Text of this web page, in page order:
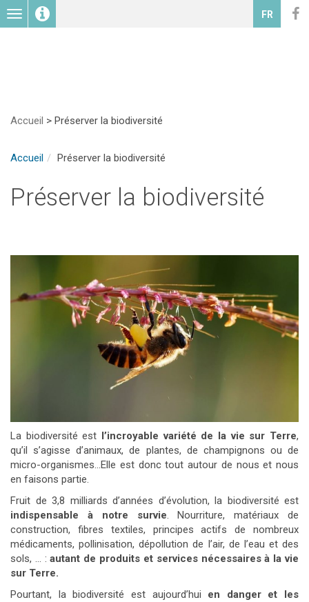
Toggle
navigation
FR
Accueil > Préserver la biodiversité
Accueil Préserver la biodiversité
Préserver la biodiversité
La biodiversité est l’incroyable variété de la vie sur Terre,
qu’il s’agisse d’animaux, de plantes, de champignons ou de
micro-organismes…Elle est donc tout autour de nous et nous
en faisons partie.
Fruit de 3,8 milliards d’années d’évolution, la biodiversité est
indispensable à notre survie. Nourriture, matériaux de
construction, fibres textiles, principes actifs de nombreux
médicaments, pollinisation, dépollution de l’air, de l’eau et des
sols, … :autant de produits et services nécessaires à la vie
sur Terre.
Pourtant, la biodiversité est aujourd’hui en danger et
les